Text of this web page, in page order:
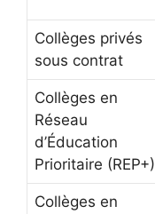
Collèges privés
sous contrat
Collèges en
Réseau
d’Éducation
Prioritaire (REP+)
Collèges en